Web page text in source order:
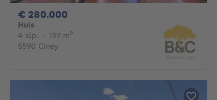
€ 280.000
Huis
4 slp. 4 slaapkamers
· 197 m²
5590 Ciney